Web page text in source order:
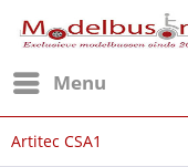
Menu
Artitec CSA1